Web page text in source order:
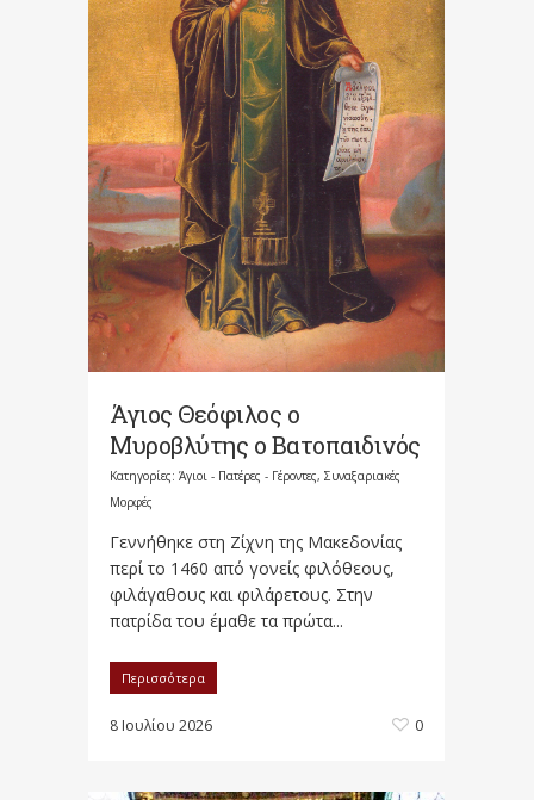
Άγιος Θεόφιλος ο
Μυροβλύτης ο Βατοπαιδινός
Κατηγορίες: Άγιοι - Πατέρες - Γέροντες, Συναξαριακές
Μορφές
Γεννήθηκε στη Ζίχνη της Μακεδονίας
περί το 1460 από γονείς φιλόθεους,
φιλάγαθους και φιλάρετους. Στην
πατρίδα του έμαθε τα πρώτα...
Περισσότερα
8 Ιουλίου 2026 0